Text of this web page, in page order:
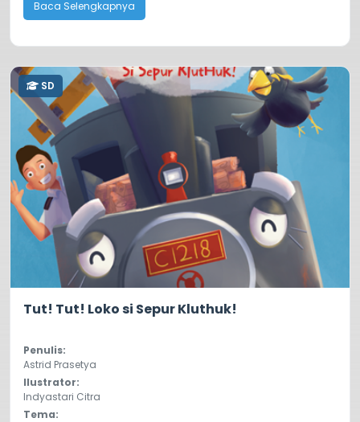
Baca Selengkapnya
SD
Tut! Tut! Loko si Sepur Kluthuk!
Penulis:
Astrid Prasetya
Ilustrator:
Indyastari Citra
Tema: